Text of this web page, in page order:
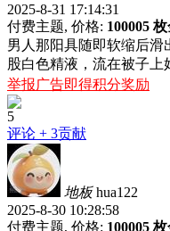
2025-8-31 17:14:31
付费主题, 价格: 100005
男人那阳具随即软缩后滑
股白色精液，流在被子上
举报广告即得积分奖励
5
评论 + 3贡献
地板 hua122
2025-8-30 10:28:58
付费主题, 价格: 100005